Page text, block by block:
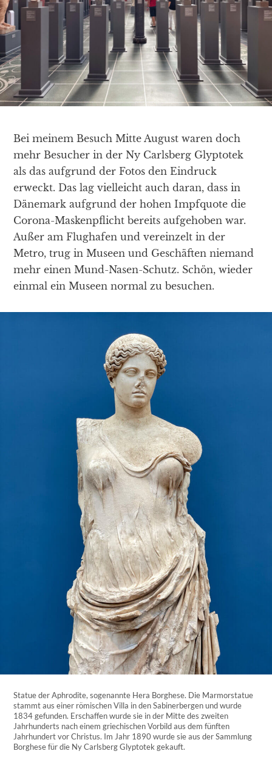
Bei meinem Besuch Mitte August waren doch
mehr Besucher in der Ny Carlsberg Glyptotek
als das aufgrund der Fotos den Eindruck
erweckt. Das lag vielleicht auch daran, dass in
Dänemark aufgrund der hohen Impfquote die
Corona-Maskenpflicht bereits aufgehoben war.
Außer am Flughafen und vereinzelt in der
Metro, trug in Museen und Geschäften niemand
mehr einen Mund-Nasen-Schutz. Schön, wieder
einmal ein Museen normal zu besuchen.
Statue der Aphrodite, sogenannte Hera Borghese. Die Marmorstatue
stammt aus einer römischen Villa in den Sabinerbergen und wurde
1834 gefunden. Erschaffen wurde sie in der Mitte des zweiten
Jahrhunderts nach einem griechischen Vorbild aus dem fünften
Jahrhundert vor Christus. Im Jahr 1890 wurde sie aus der Sammlung
Borghese für die Ny Carlsberg Glyptotek gekauft.